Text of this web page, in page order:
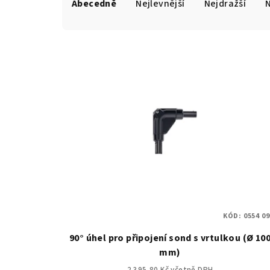
a
k
Abecedně Nejlevnější Nejdražší
90° úhel pro připojení sond s vrtulkou (Ø 100
mm)
KÓD: 0554